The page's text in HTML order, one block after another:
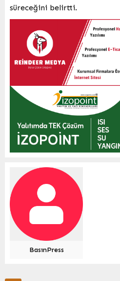
süreceğini belirtti.
BasınPress